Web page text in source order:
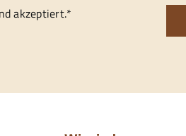
akzeptiert.*